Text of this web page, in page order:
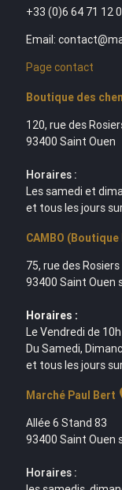
+33 (0)6 64 71 12
Email:
Page contact
Boutique des
120, rue des
93400 Saint Ouen
Horaires :
Les samedi et
et tous les jours sur
CAMBO (Boutique
75, rue des Rosiers
93400 Saint Ouen
Horaires :
Le Vendredi de
Du Samedi,
et tous les jours sur
Marché Paul Bert
Allée 6 Stand 83
93400 Saint Ouen
Horaires :